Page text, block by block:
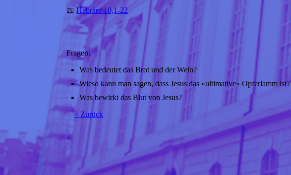
📖Hebräer 10,1-22
Fragen:
Was bedeutet das Brot und der Wein?
Wieso kann man sagen, dass Jesus das «ultimative» Opferlamm ist?
Was bewirkt das Blut von Jesus?
< Zurück